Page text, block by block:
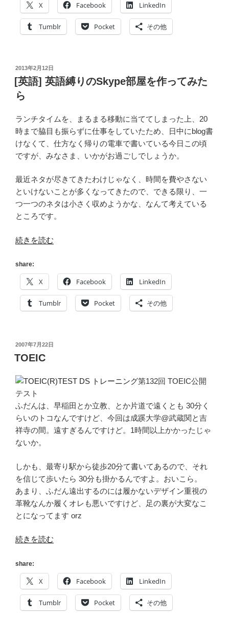
X Facebook LinkedIn
Tumblr Pocket その他
投
稿
日:
2013年2月12日
[英語] 英語縛りのSkype部屋を作ってみた
ら
ランチタイムを、まるまる移動に当ててしまった上、20
時まで脇目も振らずに仕事をしていたため、日中にblog書
けなくて、仕方なく帰りの電車で書いている今日この頃
ですが、みなさま、いかがお過ごしでしょうか。
最近ネタが尽きてきたわけじゃなく、時間を費やさない
といけないことが多くなってきたので、できる限り、一
つ一つのネタは小さく収めようかな、なんて考えている
ところです。
“[英
英
語
縛
の
を
作
て
み
た
ら”
の
続きを読む
share:
X Facebook LinkedIn
Tumblr Pocket その他
投
稿
日:
2007年7月22日
TOEIC
第132回 TOEIC公開
テスト
ふだんは、早稲田とか立教、とか片道で遠くとも 30分く
らいのトコなんですけど、今回は成蹊大学@武蔵関と吉
祥寺の間。遠すぎるんですけど。1時間以上かかったじゃ
ないか。
しかも、最寄り駅から徒歩20分て書いてあるので、それ
を信じて歩いたら 30分も掛かるんですよ。おいこら。
あまり、ふだん遠出するのには履かないデザイン重視の
革靴なんか履くオレも悪いですけど、足の裏が大変なこ
とになってます orz
“TOEIC”
続きを読む
share:
X Facebook LinkedIn
Tumblr Pocket その他